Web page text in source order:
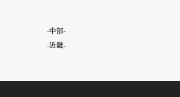
-中部-
-近畿-